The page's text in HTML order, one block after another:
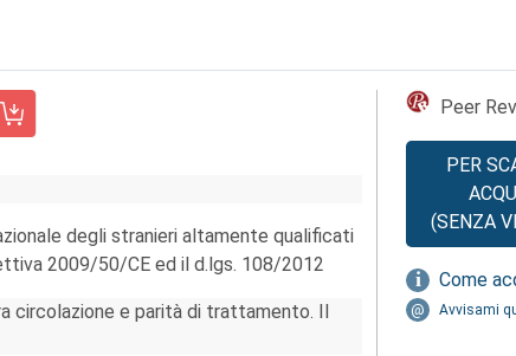
4/2012
degli stranieri altamente qualificati
2009/50/CE ed il d.lgs. 108/2012
circolazione e parità di trattamento. Il
Peer
PER
(SENZA
Come
Avvisami